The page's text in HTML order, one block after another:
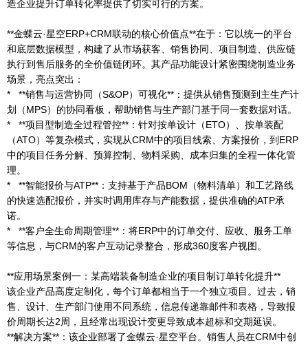
造企业提升订单转化率提供了切实可行的方案。
**金蝶云·星空ERP+CRM联动的核心价值点**在于：它以统一的平台
和底层数据模型，构建了从市场获客、销售协同、项目制造、供应链
执行到售后服务的全价值链闭环。其产品功能设计紧密围绕制造业务
场景，亮点突出：
* **销售与运营协同（S&OP）可视化**：提供从销售预测到主生产计
划（MPS）的协同看板，帮助销售与生产部门基于同一套数据对话。
* **项目型制造全过程管控**：针对按单设计（ETO）、按单装配
（ATO）等复杂模式，实现从CRM中的项目线索、方案报价，到ERP
中的项目任务分解、预算控制、物料采购、成本归集的全程一体化管
理。
* **智能报价与ATP**：支持基于产品BOM（物料清单）和工艺路线
的快速选配报价，并实时调用库存与产能数据，提供准确的ATP承
诺。
* **客户全生命周期管理**：将ERP中的订单交付、应收、服务工单
等信息，与CRM的客户互动记录整合，形成360度客户视图。
**应用场景案例一：某高端装备制造企业的项目制订单转化提升**
该企业产品高度定制化，每个订单都相当于一个独立项目。过去，销
售、设计、生产部门使用不同系统，信息传递靠邮件和表格，导致报
价周期长达2周，且经常出现设计变更导致成本超标和交期延误。
**解决方案**：该企业部署了金蝶云·星空平台。销售人员在CRM中创